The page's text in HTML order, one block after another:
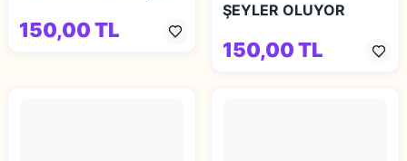
150,00 TL
ŞEYLER OLUYOR
150,00 TL